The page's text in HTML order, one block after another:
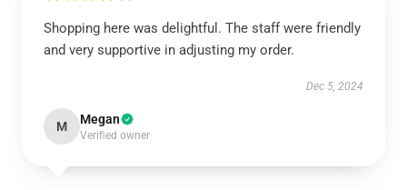
Shopping here was delightful. The staff were friendly
and very supportive in adjusting my order.
Dec 5, 2024
M Megan
Verified owner